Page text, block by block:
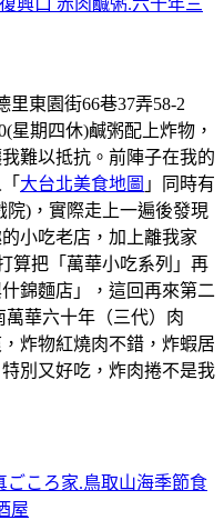
東園街66巷37弄58-2
星期四休)鹹粥配上炸物，
難以抵抗。前陣子在我的
大台北美食地圖 」同時有
院)，實際走上一遍後發現
小吃老店，加上離我家
算把「萬華小吃系列」再
錦麵店」，這回再來第二
萬華六十年（三代）肉
炸物紅燒肉不錯，炸蝦居
別又好吃，炸肉捲不是我
ごころ家.鳥取山海季節食
屋